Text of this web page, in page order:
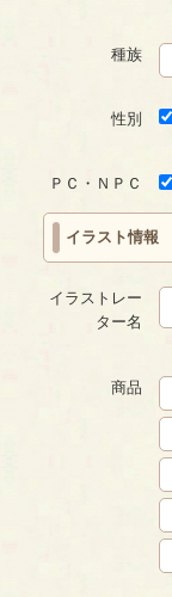
種族
性別
ＰＣ・ＮＰＣ
イラスト情報
イラストレー
ター名
商品